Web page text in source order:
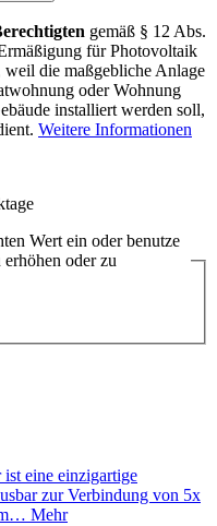
gemäß § 12 Abs.
für Photovoltaik
weil die maßgebliche Anlage
oder Wohnung
installiert werden soll,
Weitere Informationen
Wert ein oder benutze
oder zu
eine einzigartige
zur Verbindung von 5x
Mehr